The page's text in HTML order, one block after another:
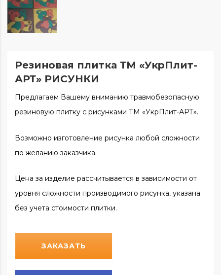
Резиновая плитка ТМ «УкрПлит-
АРТ» РИСУНКИ
Предлагаем Вашему вниманию травмобезопасную
резиновую плитку с рисунками ТМ «УкрПлит-АРТ».
Возможно изготовление рисунка любой сложности
по желанию заказчика.
Цена за изделие рассчитывается в зависимости от
уровня сложности производимого рисунка, указана
без учета стоимости плитки.
ЗАКАЗАТЬ